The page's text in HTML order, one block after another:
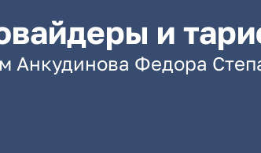
и
Анкудинова Федора